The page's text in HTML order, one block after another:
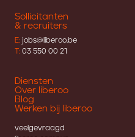
Sollicitanten
& recruiters
E: jobs@liberoo.be
T: 03 550 00 21
Diensten
Over liberoo
Blog
Werken bij liberoo
veelgevraagd